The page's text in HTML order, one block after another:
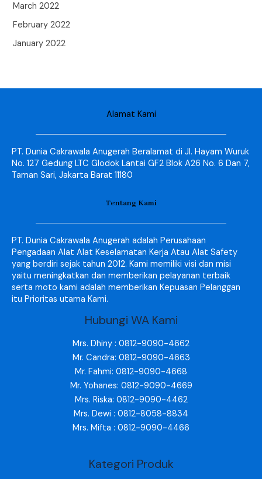
March 2022
February 2022
January 2022
Alamat Kami
PT. Dunia Cakrawala Anugerah Beralamat di Jl. Hayam Wuruk
No. 127 Gedung LTC Glodok Lantai GF2 Blok A26 No. 6 Dan 7,
Taman Sari, Jakarta Barat 11180
Tentang Kami
PT. Dunia Cakrawala Anugerah adalah Perusahaan
Pengadaan Alat Alat Keselamatan Kerja Atau Alat Safety
yang berdiri sejak tahun 2012. Kami memiliki visi dan misi
yaitu meningkatkan dan memberikan pelayanan terbaik
serta moto kami adalah memberikan Kepuasan Pelanggan
itu Prioritas utama Kami.
Hubungi WA Kami
Mrs. Dhiny : 0812-9090-4662
Mr. Candra: 0812-9090-4663
Mr. Fahmi: 0812-9090-4668
Mr. Yohanes: 0812-9090-4669
Mrs. Riska: 0812-9090-4462
Mrs. Dewi : 0812-8058-8834
Mrs. Mifta : 0812-9090-4466
Kategori Produk